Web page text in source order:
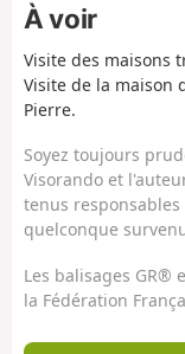
À voir
Visite des maisons
Visite de la maison
Pierre.
Soyez toujours
Visorando et
tenus
quelconque
Les balisages GR®
la Fédération